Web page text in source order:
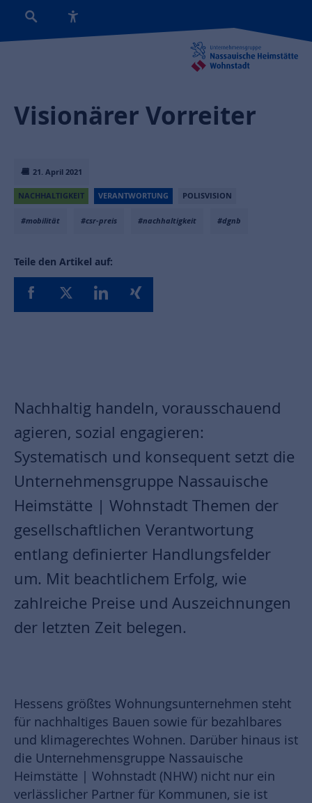
21. April 2021
NACHHALTIGKEIT VERANTWORTUNG POLISVISION
#mobilität #csr-preis #nachhaltigkeit #dgnb
Teile den Artikel auf:
Visionärer Vorreiter
Nachhaltig handeln, vorausschauend
agieren, sozial engagieren:
Systematisch und konsequent setzt die
Unternehmensgruppe Nassauische
Heimstätte | Wohnstadt Themen der
gesellschaftlichen Verantwortung
entlang definierter Handlungsfelder
um. Mit beachtlichem Erfolg, wie
zahlreiche Preise und Auszeichnungen
der letzten Zeit belegen.
Hessens größtes Wohnungsunternehmen steht
für nachhaltiges Bauen sowie für bezahlbares
und klimagerechtes Wohnen. Darüber hinaus ist
die Unternehmensgruppe Nassauische
Heimstätte | Wohnstadt (NHW) nicht nur ein
verlässlicher Partner für Kommunen, sie ist